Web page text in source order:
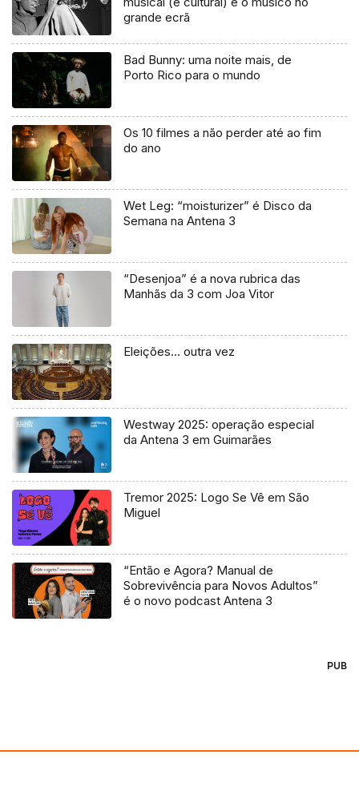
grande ecrã
Bad Bunny: uma noite mais, de
Porto Rico para o mundo
Os 10 filmes a não perder até ao fim
do ano
Wet Leg: “moisturizer” é Disco da
Semana na Antena 3
“Desenjoa” é a nova rubrica das
Manhãs da 3 com Joa Vitor
Eleições… outra vez
Westway 2025: operação especial
da Antena 3 em Guimarães
Tremor 2025: Logo Se Vê em São
Miguel
“Então e Agora? Manual de
Sobrevivência para Novos Adultos”
é o novo podcast Antena 3
PUB